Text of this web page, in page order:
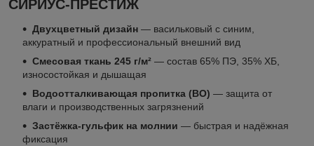
СИРИУС-ПРЕСТИЖ
Двухцветный дизайн — васильковый с синим,
аккуратный и профессиональный внешний вид
Смесовая ткань 245 г/м² — состав 65% ПЭ, 35% ХБ,
износостойкая и дышащая
Водоотталкивающая пропитка (ВО) — защита от
влаги и производственных загрязнений
Застёжка-гульфик на молнии — быстрая и надёжная
фиксация